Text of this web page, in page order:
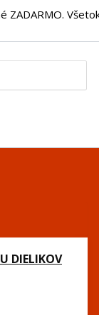
DIELIKOV